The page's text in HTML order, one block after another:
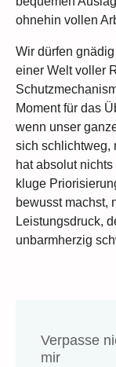
ohnehin vollen
Wir dürfen
einer Welt voller
Moment für das
wenn unser
sich schlichtweg,
hat absolut
kluge
bewusst machst,
Leistungsdruck,
unbarmherzig
Verpasse
mir